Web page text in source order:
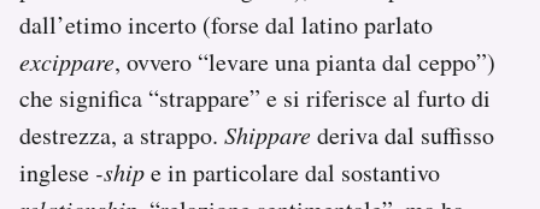
dall’etimo incerto (forse dal latino parlato
excippare, ovvero “levare una pianta dal ceppo”)
che significa “strappare” e si riferisce al furto di
destrezza, a strappo. Shipparederiva dal suffisso
inglese -shipe in particolare dal sostantivo